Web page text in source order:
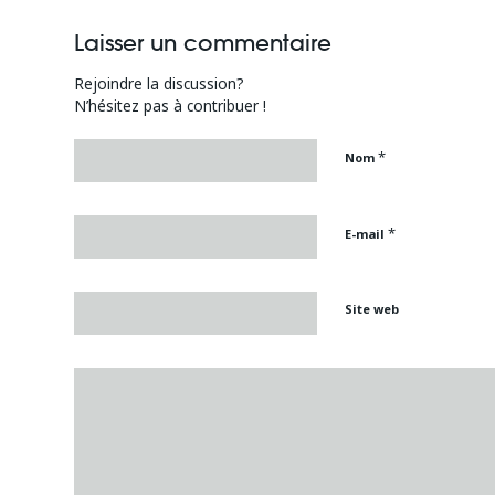
Laisser un commentaire
Rejoindre la discussion?
N’hésitez pas à contribuer !
Nom *
E-mail *
Site web